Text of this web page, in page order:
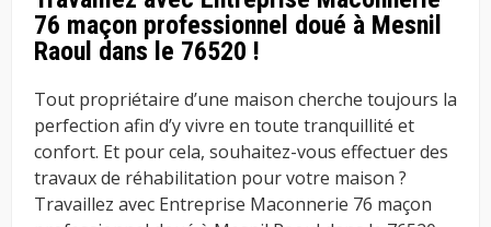
76 maçon professionnel doué à Mesnil
Raoul dans le 76520 !
Tout propriétaire d’une maison cherche toujours la
perfection afin d’y vivre en toute tranquillité et
confort. Et pour cela, souhaitez-vous effectuer des
travaux de réhabilitation pour votre maison ?
Travaillez avec Entreprise Maconnerie 76 maçon